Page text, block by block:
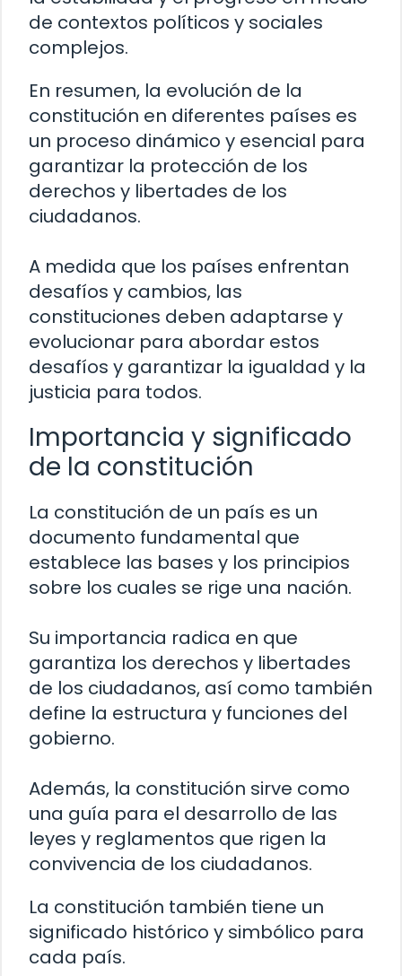
de contextos políticos y sociales
complejos.
En resumen, la evolución de la
constitución en diferentes países es
un proceso dinámico y esencial para
garantizar la protección de los
derechos y libertades de los
ciudadanos.
A medida que los países enfrentan
desafíos y cambios, las
constituciones deben adaptarse y
evolucionar para abordar estos
desafíos y garantizar la igualdad y la
justicia para todos.
Importancia y significado
de la constitución
La constitución de un país es un
documento fundamental que
establece las bases y los principios
sobre los cuales se rige una nación.
Su importancia radica en que
garantiza los derechos y libertades
de los ciudadanos, así como también
define la estructura y funciones del
gobierno.
Además, la constitución sirve como
una guía para el desarrollo de las
leyes y reglamentos que rigen la
convivencia de los ciudadanos.
La constitución también tiene un
significado histórico y simbólico para
cada país.